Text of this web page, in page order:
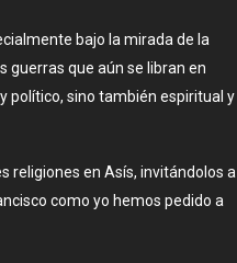
bajo la mirada de la
guerras que aún se libran en
político, sino también espiritual y
religiones en Asís, invitándolos a
como yo hemos pedido a